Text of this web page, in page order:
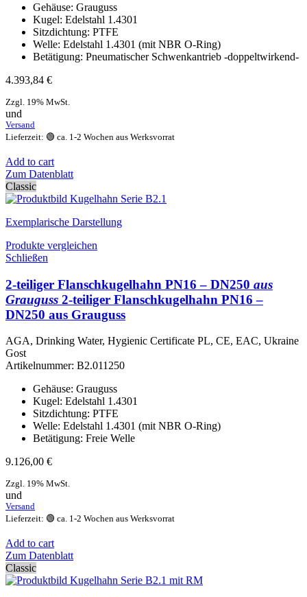
Gehäuse: Grauguss
Kugel: Edelstahl 1.4301
Sitzdichtung: PTFE
Welle: Edelstahl 1.4301 (mit NBR O-Ring)
Betätigung: Pneumatischer Schwenkantrieb -doppeltwirkend-
4.393,84 €
Zzgl. 19% MwSt.
und
Versand
Lieferzeit: 🟢 ca. 1-2 Wochen aus Werksvorrat
Add to cart
Zum Datenblatt
Classic
Exemplarische Darstellung
Produkte vergleichen
Schließen
2-teiliger Flanschkugelhahn PN16 – DN250 aus
Grauguss 2-teiliger Flanschkugelhahn PN16 –
DN250 aus Grauguss
AGA, Drinking Water, Hygienic Certificate PL, CE, EAC, Ukraine
Gost
Artikelnummer: B2.011250
Gehäuse: Grauguss
Kugel: Edelstahl 1.4301
Sitzdichtung: PTFE
Welle: Edelstahl 1.4301 (mit NBR O-Ring)
Betätigung: Freie Welle
9.126,00 €
Zzgl. 19% MwSt.
und
Versand
Lieferzeit: 🟢 ca. 1-2 Wochen aus Werksvorrat
Add to cart
Zum Datenblatt
Classic